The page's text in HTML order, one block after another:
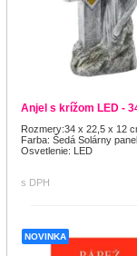
Anjel s krížom LED -
Rozmery:34 x 22,5 x 12
Farba: Šedá Solárny panel
Osvetlenie: LED
s DPH
NOVINKA